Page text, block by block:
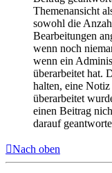
Themenansicht
sowohl die
Bearbeitungen
wenn noch
wenn ein
überarbeitet hat.
halten, eine
überarbeitet
einen Beitrag
darauf
Nach oben